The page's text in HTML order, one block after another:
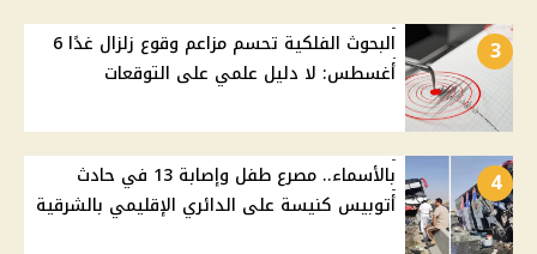
3
البحوث الفلكية تحسم مزاعم وقوع زلزال غدًا 6
أغسطس: لا دليل علمي على التوقعات
4
بالأسماء.. مصرع طفل وإصابة 13 في حادث
أتوبيس كنيسة على الدائري الإقليمي بالشرقية